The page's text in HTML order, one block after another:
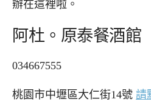
辦在這裡啦。
阿杜。原泰餐酒館
034667555
桃園市中壢區大仁街14號 請